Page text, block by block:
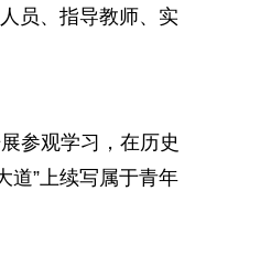
员、指导教师、实
参观学习，在历史
道”上续写属于青年